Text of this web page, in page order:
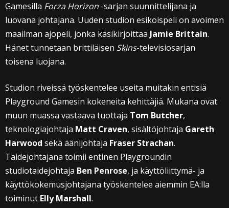
Gamesilla Forza Horizon -sarjan suunnittelijana ja
luovana johtajana. Uuden studion esikoispeli on avoimen
maailman ajopeli, jonka käsikirjoittaa Jamie Brittain.
Hänet tunnetaan brittiläisen Skins-televisiosarjan
toisena luojana.
Studion riveissä työskentelee useita muitakin entisiä
Playground Gamesin kokeneita kehittäjiä. Mukana ovat
muun muassa vastaava tuottaja Tom Butcher,
teknologiajohtaja Matt Craven, sisältöjohtaja Gareth
Harwood sekä äänijohtaja Fraser Strachan.
Taidejohtajana toimii entinen Playgroundin
studiotaidejohtaja Ben Penrose, ja käyttöliittymä- ja
käyttökokemusjohtajana työskentelee aiemmin EA:lla
toiminut Elly Marshall.